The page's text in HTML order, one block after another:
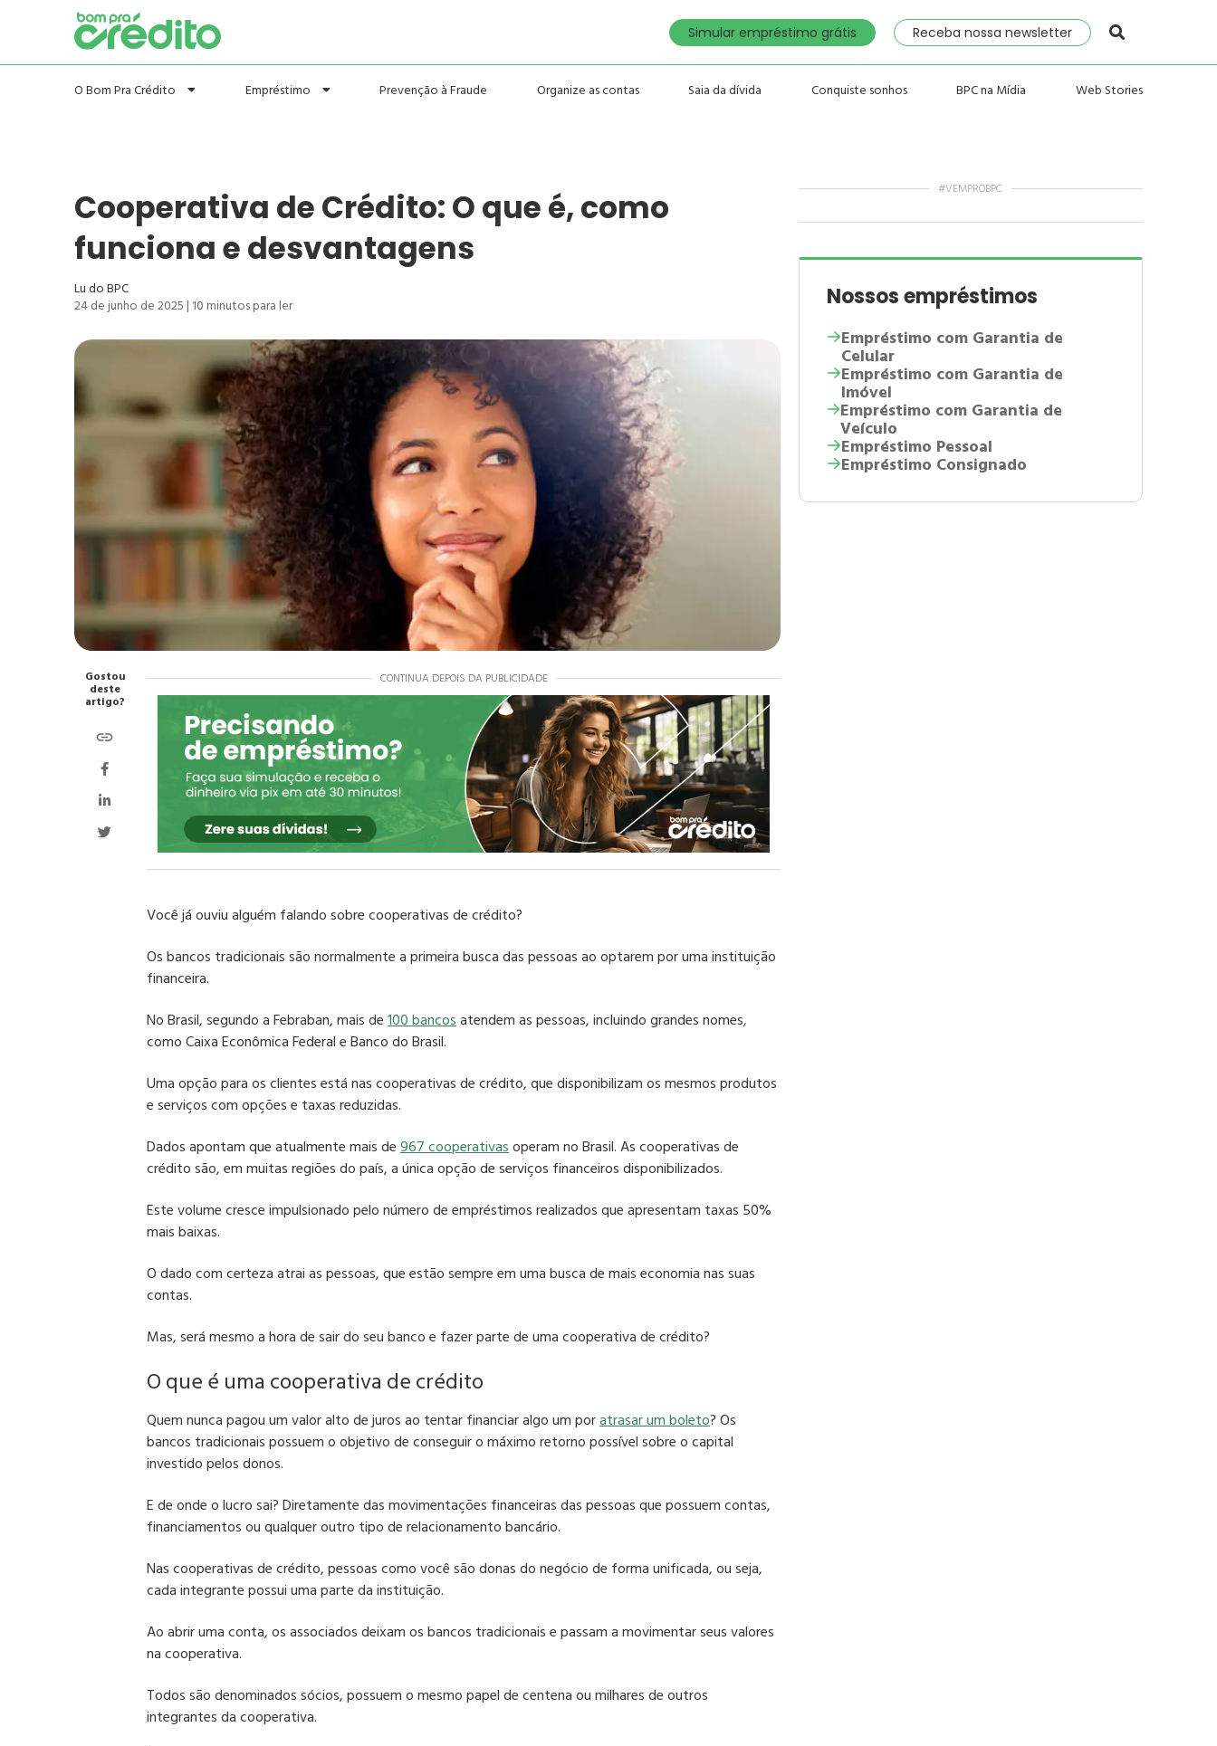
Simular empréstimo grátis Receba nossa newsletter
O Bom Pra Crédito Empréstimo Prevenção à Fraude Organize as contas Saia da dívida Conquiste sonhos BPC na Mídia Web Stories
Cooperativa de Crédito: O que é, como
funciona e desvantagens
Lu do BPC
24 de junho de 2025| 10minutos para ler
CONTINUA DEPOIS DA PUBLICIDADE
Você já ouviu alguém falando sobre cooperativas de crédito?
Os bancos tradicionais são normalmente a primeira busca das pessoas ao optarem por uma instituição
financeira.
No Brasil, segundo a Febraban, mais de100 bancosatendem as pessoas, incluindo grandes nomes,
como Caixa Econômica Federal e Banco do Brasil.
Uma opção para os clientes está nascooperativas de crédito, que disponibilizam os mesmos produtos
e serviços com opções e taxas reduzidas.
Dados apontam que atualmente mais de967 cooperativasoperam no Brasil. Ascooperativas de
créditosão, em muitas regiões do país, a única opção de serviços financeiros disponibilizados.
Este volume cresce impulsionado pelo número deempréstimosrealizados que apresentam taxas 50%
mais baixas.
O dado com certeza atrai as pessoas, que estão sempre em uma busca de mais economia nas suas
contas.
Mas, será mesmo a hora de sair do seu banco e fazer parte de uma cooperativa de crédito?
O que é uma cooperativa de crédito
Quem nuncapagou um valor alto de jurosao tentar financiar algo um poratrasar um boleto? Os
bancos tradicionais possuem o objetivo de conseguir o máximo retorno possível sobre o capital
investido pelos donos.
E de onde o lucro sai?Diretamente das movimentações financeiras das pessoas que possuem contas,
financiamentos ou qualquer outro tipo de relacionamento bancário.
Nas cooperativas de crédito, pessoas como você são donas do negócio de forma unificada, ou seja,
cada integrante possui uma parte da instituição.
Ao abrir uma conta, os associados deixam os bancos tradicionais e passam a movimentar seus valores
nacooperativa.
Todos são denominados sócios, possuem o mesmo papel de centena ou milhares de outros
integrantes dacooperativa.
Gostou
deste
artigo?
#VEMPROBPC
Nossos empréstimos
Empréstimo com Garantia de
Celular
Empréstimo com Garantia de
Imóvel
Empréstimo com Garantia de
Veículo
Empréstimo Pessoal
Empréstimo Consignado